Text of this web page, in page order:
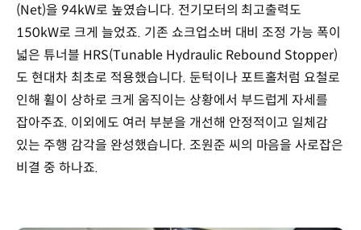
(Net)을 94kW로 높였습니다. 전기모터의 최고출력도
150kW로 크게 늘었죠. 기존 쇼크업소버 대비 조정 가능 폭이
넓은 튜너블 HRS(Tunable Hydraulic Rebound Stopper)
도 현대차 최초로 적용했습니다. 둔턱이나 포트홀처럼 요철로
인해 휠이 상하로 크게 움직이는 상황에서 부드럽게 자세를
잡아주죠. 이외에도 여러 부분을 개선해 안정적이고 일체감
있는 주행 감각을 완성했습니다. 조원준 씨의 마음을 사로잡은
비결 중 하나죠.